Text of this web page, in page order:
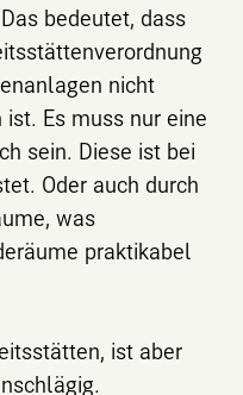
bedeutet, dass
nicht
Es muss nur eine
sein. Diese ist bei
Oder auch durch
was
praktikabel
ist aber